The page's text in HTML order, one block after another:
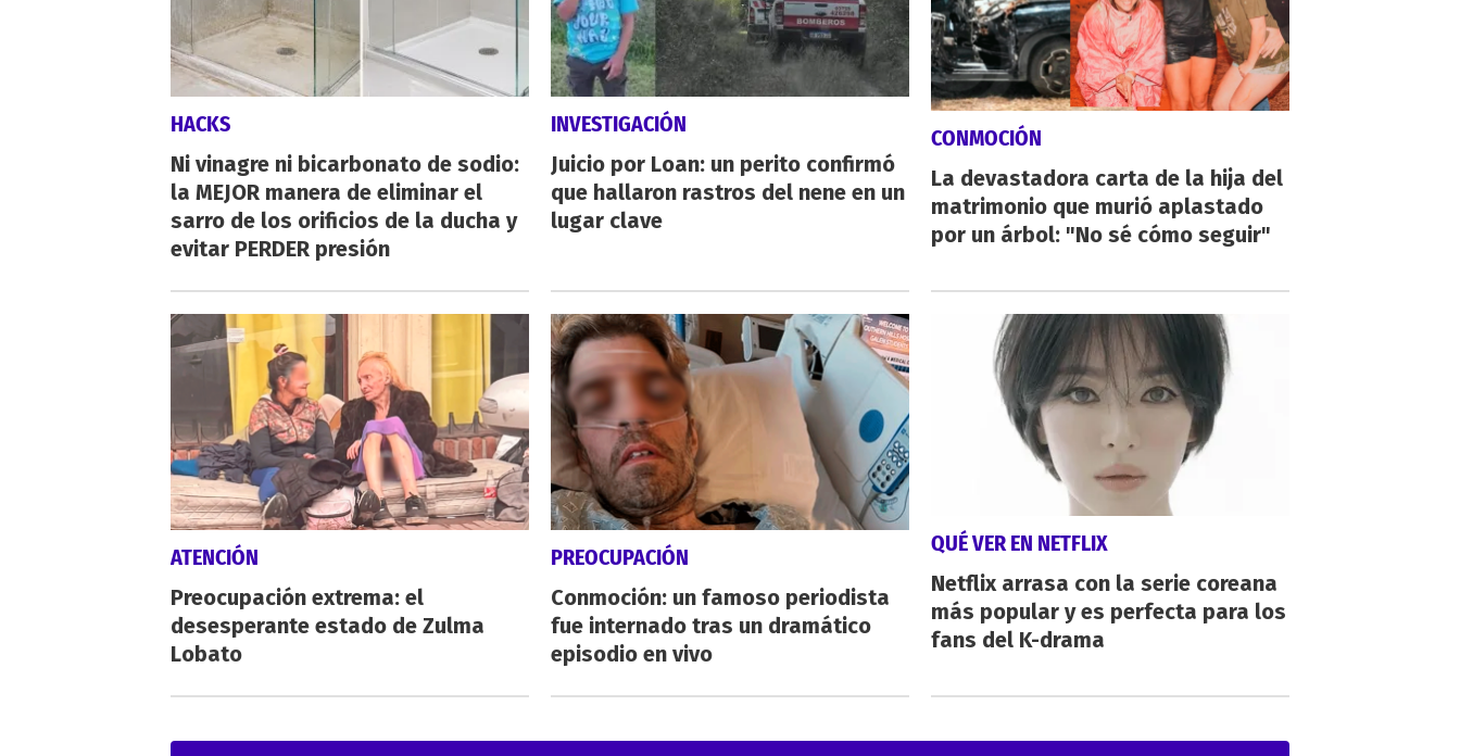
HACKS
Ni vinagre ni bicarbonato de sodio:
la MEJOR manera de eliminar el
sarro de los orificios de la ducha y
evitar PERDER presión
INVESTIGACIÓN
Juicio por Loan: un perito confirmó
que hallaron rastros del nene en un
lugar clave
CONMOCIÓN
La devastadora carta de la hija del
matrimonio que murió aplastado
por un árbol: "No sé cómo seguir"
ATENCIÓN
Preocupación extrema: el
desesperante estado de Zulma
Lobato
PREOCUPACIÓN
Conmoción: un famoso periodista
fue internado tras un dramático
episodio en vivo
QUÉ VER EN NETFLIX
Netflix arrasa con la serie coreana
más popular y es perfecta para los
fans del K-drama